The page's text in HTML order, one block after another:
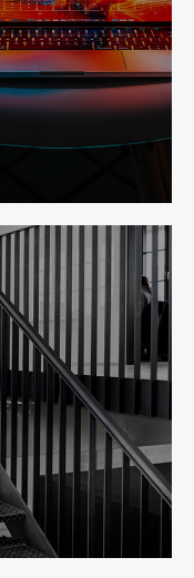
收别放到最后
后台要先写清
品询盘字段
户判断实力